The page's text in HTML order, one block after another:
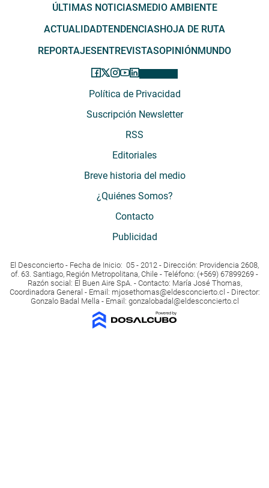
ÚLTIMAS NOTICIASMEDIO AMBIENTE
ACTUALIDADTENDENCIASHOJA DE RUTA
REPORTAJESENTREVISTASOPINIÓNMUNDO
Política de Privacidad
Suscripción Newsletter
RSS
Editoriales
Breve historia del medio
¿Quiénes Somos?
Contacto
Publicidad
El Desconcierto - Fecha de Inicio: 05 - 2012 - Dirección: Providencia 2608,
of. 63. Santiago, Región Metropolitana, Chile - Teléfono: (+569) 67899269 -
Razón social: El Buen Aire SpA. - Contacto: María José Thomas,
Coordinadora General - Email: mjosethomas@eldesconcierto.cl - Director:
Gonzalo Badal Mella - Email: gonzalobadal@eldesconcierto.cl